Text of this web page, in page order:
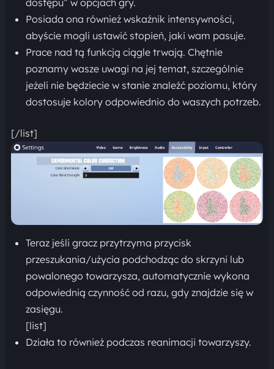
dostępu” w opcjach gry.
Posiada ona również wskaźnik intensywności,
abyście mogli ustawić stopień, jaki wam pasuje.
Prace nad tą funkcją ciągle trwają. Chętnie
poznamy wasze uwagi na jej temat, szczególnie
jeżeli nie będziecie w stanie znaleźć poziomu, który
dostosuje kolory odpowiednio do waszych potrzeb.
[/list]
Teraz jeśli gracz przytrzyma przycisk
przeszukania/użycia podchodząc do skrzyni lub
powalonego towarzysza, automatycznie wykona
odpowiednią czynność od razu, gdy znajdzie się w
zasięgu.
[list]
Działa to również podczas reanimacji towarzyszy.